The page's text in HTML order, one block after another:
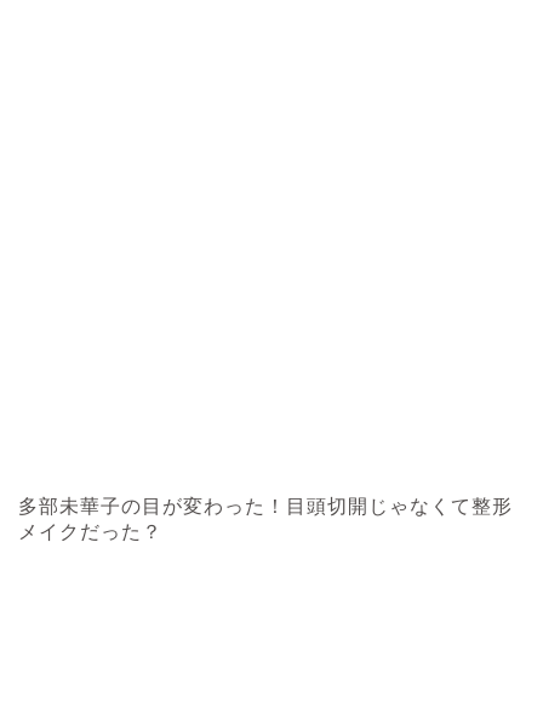
多部未華子の目が変わった！目頭切開じゃなくて整形
メイクだった？